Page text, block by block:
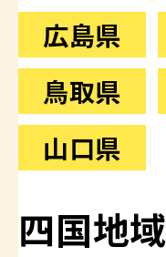
広島県
鳥取県
山口県
四国地域